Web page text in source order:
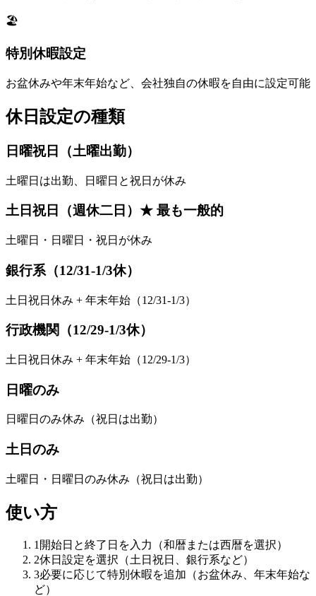
🏖️
特別休暇設定
お盆休みや年末年始など、会社独自の休暇を自由に設定可能
休日設定の種類
日曜祝日（土曜出勤）
土曜日は出勤、日曜日と祝日が休み
土日祝日（週休二日）★ 最も一般的
土曜日・日曜日・祝日が休み
銀行系（12/31-1/3休）
土日祝日休み + 年末年始（12/31-1/3）
行政機関（12/29-1/3休）
土日祝日休み + 年末年始（12/29-1/3）
日曜のみ
日曜日のみ休み（祝日は出勤）
土日のみ
土曜日・日曜日のみ休み（祝日は出勤）
使い方
1 開始日と終了日を入力（和暦または西暦を選択）
2休日設定を選択（土日祝日、銀行系など）
3必要に応じて特別休暇を追加（お盆休み、年末年始な
ど）